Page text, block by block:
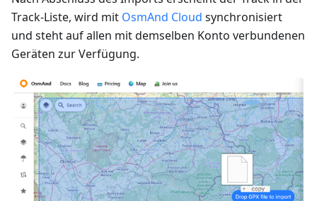
Track-Liste, wird mit OsmAnd Cloud synchronisiert
und steht auf allen mit demselben Konto verbundenen
Geräten zur Verfügung.